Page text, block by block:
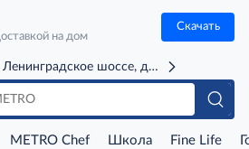
на дом
Скачать
Ленинградское шоссе, д. 71Г (м. Речной
METRO Chef Школа Fine Life